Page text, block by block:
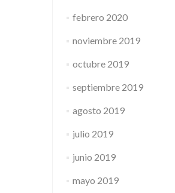
febrero 2020
noviembre 2019
octubre 2019
septiembre 2019
agosto 2019
julio 2019
junio 2019
mayo 2019